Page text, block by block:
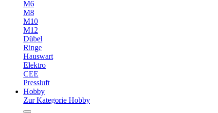
M6
M8
M10
M12
Dübel
Ringe
Hauswart
Elektro
CEE
Pressluft
Hobby
Zur Kategorie Hobby